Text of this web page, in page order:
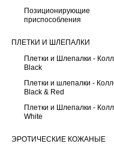
Позиционирующие
приспособления
ПЛЕТКИ И ШЛЕПАЛКИ
Плетки и Шлепалки -
Black
Плетки и шлепалки -
Black & Red
Плетки и Шлепалки -
White
ЭРОТИЧЕСКИЕ КОЖАНЫЕ